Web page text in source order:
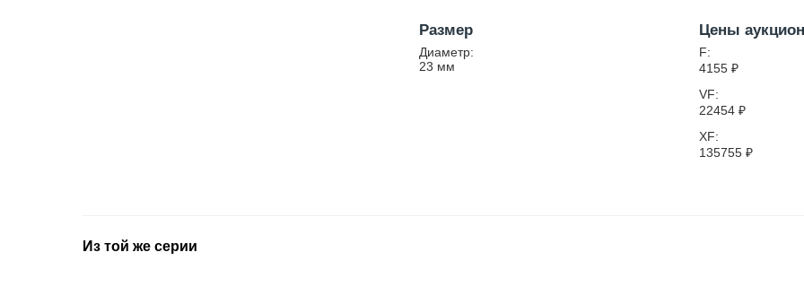
Размер
Диаметр:
23 мм
Цены
F:
4155 ₽
VF:
22454 ₽
XF:
135755 ₽
Из той же серии